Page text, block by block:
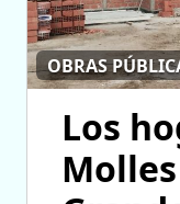
OBRAS
Los